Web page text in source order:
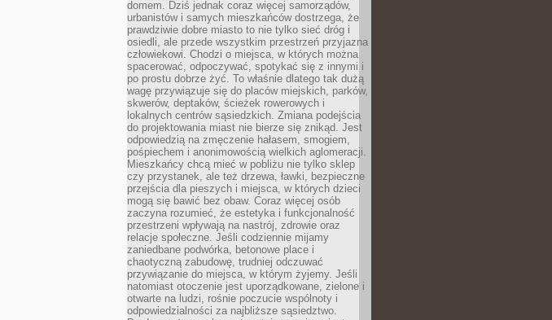
domem. Dziś jednak coraz więcej samorządów,
urbanistów i samych mieszkańców dostrzega, że
prawdziwie dobre miasto to nie tylko sieć dróg i
osiedli, ale przede wszystkim przestrzeń przyjazna
człowiekowi. Chodzi o miejsca, w których można
spacerować, odpoczywać, spotykać się z innymi i
po prostu dobrze żyć. To właśnie dlatego tak dużą
wagę przywiązuje się do placów miejskich, parków,
skwerów, deptaków, ścieżek rowerowych i
lokalnych centrów sąsiedzkich. Zmiana podejścia
do projektowania miast nie bierze się znikąd. Jest
odpowiedzią na zmęczenie hałasem, smogiem,
pośpiechem i anonimowością wielkich aglomeracji.
Mieszkańcy chcą mieć w pobliżu nie tylko sklep
czy przystanek, ale też drzewa, ławki, bezpieczne
przejścia dla pieszych i miejsca, w których dzieci
mogą się bawić bez obaw. Coraz więcej osób
zaczyna rozumieć, że estetyka i funkcjonalność
przestrzeni wpływają na nastrój, zdrowie oraz
relacje społeczne. Jeśli codziennie mijamy
zaniedbane podwórka, betonowe place i
chaotyczną zabudowę, trudniej odczuwać
przywiązanie do miejsca, w którym żyjemy. Jeśli
natomiast otoczenie jest uporządkowane, zielone i
otwarte na ludzi, rośnie poczucie wspólnoty i
odpowiedzialności za najbliższe sąsiedztwo.